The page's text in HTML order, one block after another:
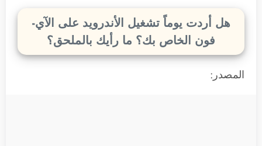
هل أردت يوماً تشغيل الأندرويد على الآي-
فون الخاص بك؟ ما رأيك بالملحق؟
المصدر: